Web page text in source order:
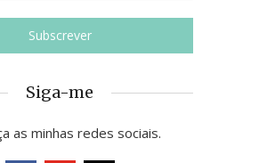
Siga-me
as minhas redes sociais.